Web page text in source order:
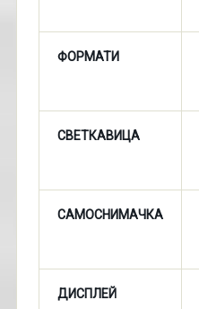
ФОРМАТИ
СВЕТКАВИЦА
САМОСНИМАЧКА
ДИСПЛЕЙ